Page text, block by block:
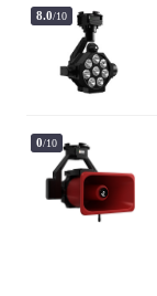
8.0/10
0/10